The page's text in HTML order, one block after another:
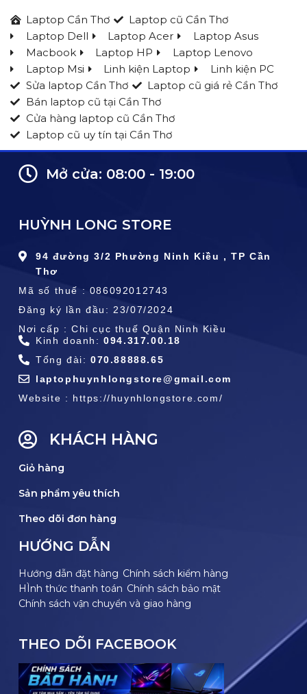
Laptop Cần Thơ
Laptop cũ Cần Thơ
Laptop Dell
Laptop Acer
Laptop Asus
Macbook
Laptop HP
Laptop Lenovo
Laptop Msi
Linh kiện Laptop
Linh kiện PC
Sửa laptop Cần Thơ
Laptop cũ giá rẻ Cần Thơ
Bán laptop cũ tại Cần Thơ
Cửa hàng laptop cũ Cần Thơ
Laptop cũ uy tín tại Cần Thơ
Mở cửa: 08:00 - 19:00
HUỲNH LONG STORE
94 đường 3/2 Phường Ninh Kiều , TP Cần
Thơ
Mã số thuế : 086092012743
Đăng ký lần đầu: 23/07/2024
Nơi cấp : Chi cục thuế Quận Ninh Kiều
Kinh doanh:094.317.00.18
Tổng đài: 070.88888.65
laptophuynhlongstore@gmail.com
Website : https://huynhlongstore.com/
KHÁCH HÀNG
Giỏ hàng
Sản phẩm yêu thích
Theo dõi đơn hàng
HƯỚNG DẪN
Hướng dẫn đặt hàng Chính sách kiểm hàng
HÌnh thức thanh toán Chính sách bảo mật
Chính sách vận chuyển và giao hàng
THEO DÕI FACEBOOK